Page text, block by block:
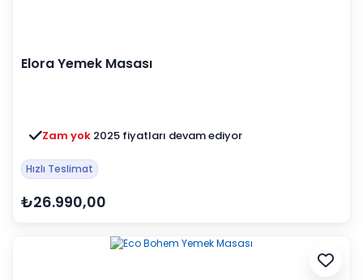
Elora Yemek Masası
Zam yok 2025 fiyatları devam ediyor
Hızlı Teslimat
₺26.990,00